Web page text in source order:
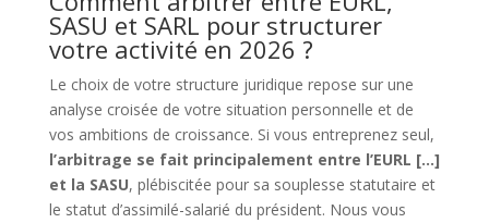
SASU et SARL pour structurer
votre activité en 2026 ?
Le choix de votre structure juridique repose sur une
analyse croisée de votre situation personnelle et de
vos ambitions de croissance. Si vous entreprenez seul,
l’arbitrage se fait principalement entre l’EURL […]
et la SASU, plébiscitée pour sa souplesse statutaire et
le statut d’assimilé-salarié du président. Nous vous